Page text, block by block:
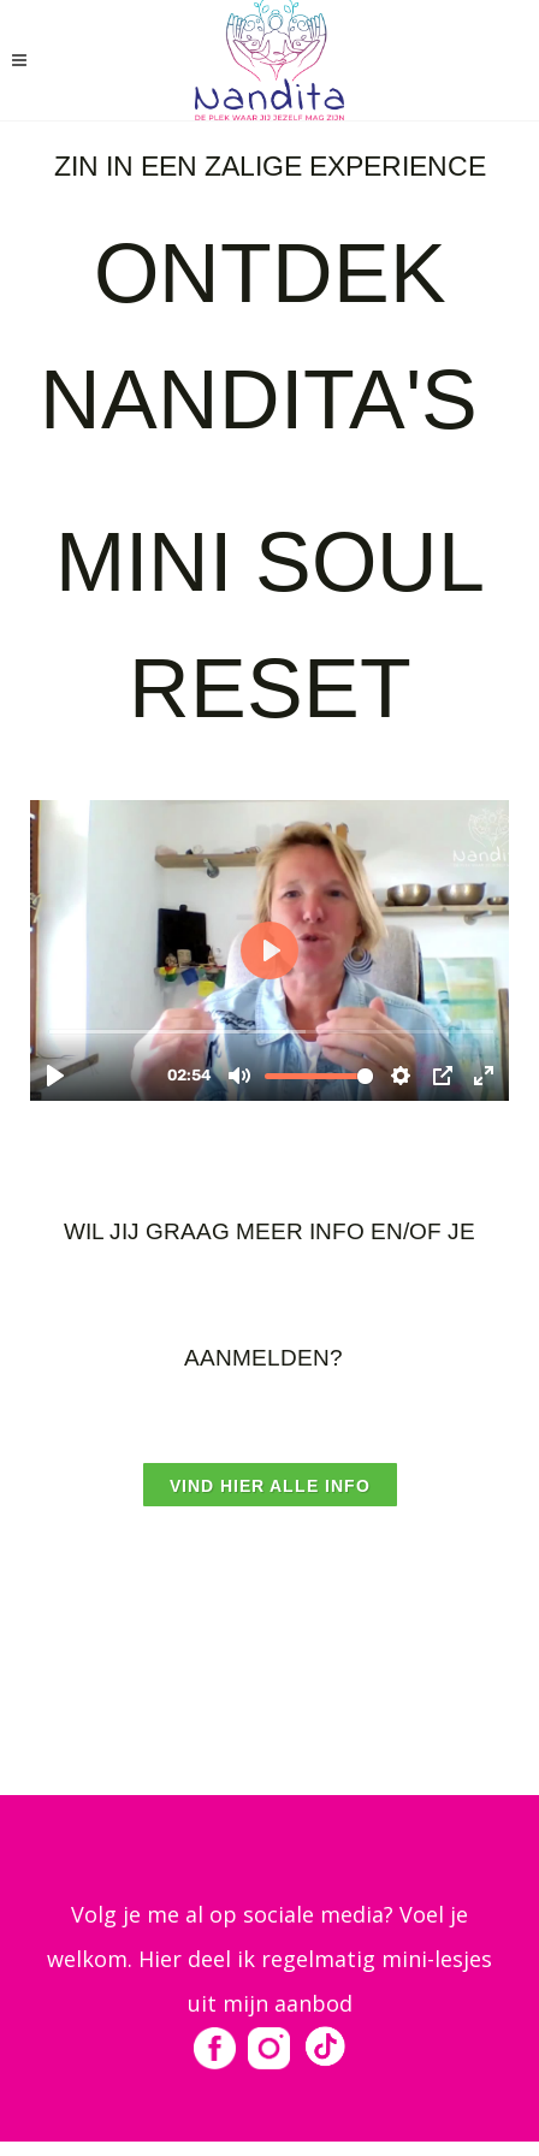
ZIN IN EEN ZALIGE EXPERIENCE
ONTDEK
NANDITA'S
MINI SOUL
RESET
WIL JIJ GRAAG MEER INFO EN/OF JE
AANMELDEN?
VIND HIER ALLE INFO
Volg je me al op sociale media? Voel je
welkom. Hier deel ik regelmatig mini-lesjes
uit mijn aanbod